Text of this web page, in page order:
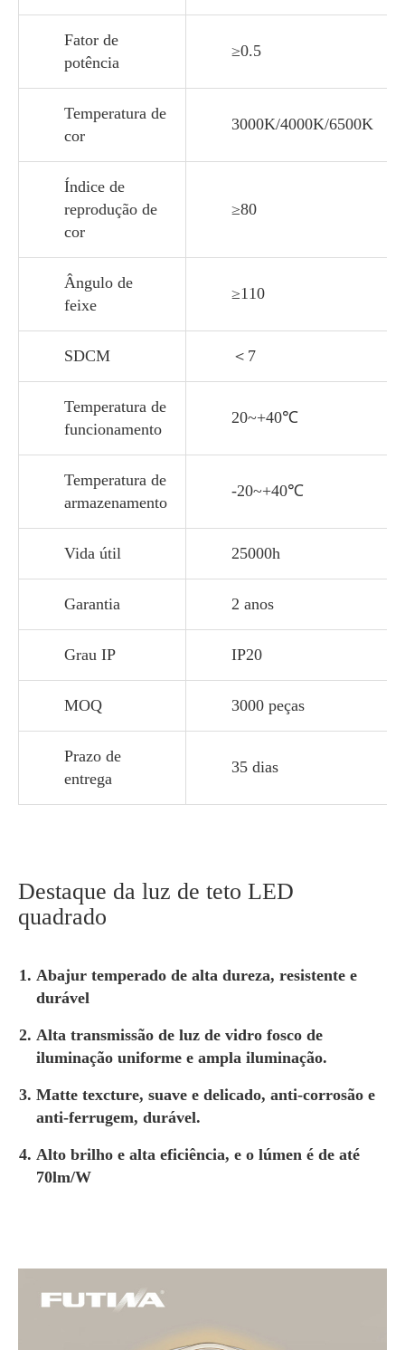
Fator de
potência
≥0.5
Temperatura de
cor
3000K/4000K/6500K
Índice de
reprodução de
cor
≥80
Ângulo de
feixe
≥110
SDCM ＜7
Temperatura de
funcionamento
20~+40℃
Temperatura de
armazenamento
-20~+40℃
Vida útil 25000h
Garantia 2 anos
Grau IP IP20
MOQ 3000 peças
Prazo de
entrega
35 dias
Destaque da luz de teto LED
quadrado
Abajur temperado de alta dureza, resistente e
durável
Alta transmissão de luz de vidro fosco de
iluminação uniforme e ampla iluminação.
Matte texcture, suave e delicado, anti-corrosão e
anti-ferrugem, durável.
Alto brilho e alta eficiência, e o lúmen é de até
70lm/W